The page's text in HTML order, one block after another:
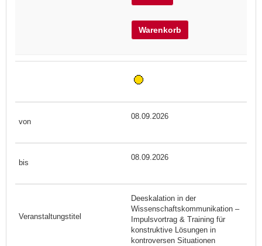
Warenkorb
08.09.2026
08.09.2026
Deeskalation in der
Wissenschaftskommunikation –
Impulsvortrag & Training für
konstruktive Lösungen in
kontroversen Situationen